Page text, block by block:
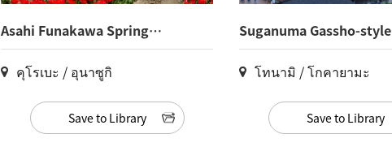
Asahi Funakawa Spring
Quartet(5)
คุโรเบะ / อุนาซูกิ
Save to Library
Suganuma Gassho-style
Village(2)
โทนามิ / โกคายามะ
Save to Library